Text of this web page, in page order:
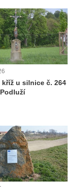
kříž u silnice č. 264